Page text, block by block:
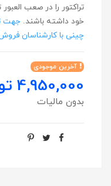
تراکتور را در صعب
خود داشته باشند.
چینی با کارشناسان
آخرین موجودی
4,950,000 تومان
بدون مالیات